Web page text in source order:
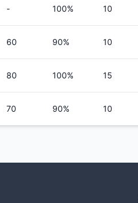
- 100% 10
60 90% 10
80 100% 15
70 90% 10